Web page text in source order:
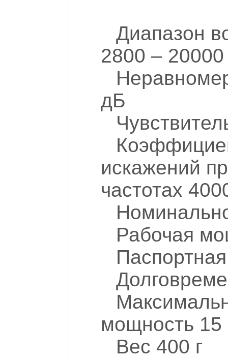
Диапазон
2800 –
дБ
искажений
частотах
Рабочая
мощность 15
Вес 400 г